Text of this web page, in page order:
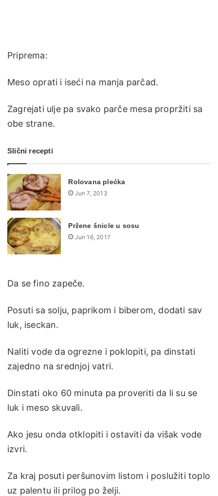
Priprema:
Meso oprati i iseći na manja parčad.
Zagrejati ulje pa svako parče mesa propržiti sa
obe strane.
Slični recepti
Rolovana plećka
Jun 7, 2013
Pržene šnicle u sosu
Jun 16, 2017
Da se fino zapeče.
Posuti sa solju, paprikom i biberom, dodati sav
luk, iseckan.
Naliti vode da ogrezne i poklopiti, pa dinstati
zajedno na srednjoj vatri.
Dinstati oko 60 minuta pa proveriti da li su se
luk i meso skuvali.
Ako jesu onda otklopiti i ostaviti da višak vode
izvri.
Za kraj posuti peršunovim listom i poslužiti toplo
uz palentu ili prilog po želji.